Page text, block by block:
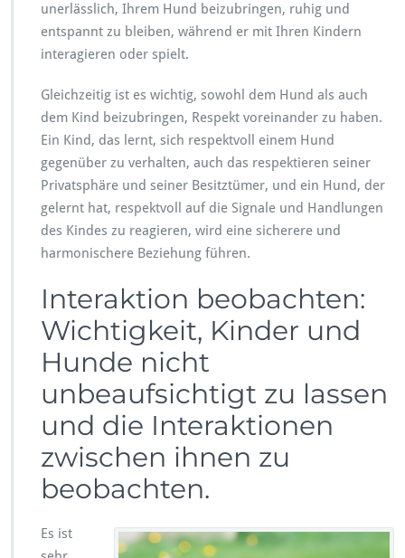
unerlässlich, Ihrem Hund beizubringen, ruhig und
entspannt zu bleiben, während er mit Ihren Kindern
interagieren oder spielt.
Gleichzeitig ist es wichtig, sowohl dem Hund als auch
dem Kind beizubringen, Respekt voreinander zu haben.
Ein Kind, das lernt, sich respektvoll einem Hund
gegenüber zu verhalten, auch das respektieren seiner
Privatsphäre und seiner Besitztümer, und ein Hund, der
gelernt hat, respektvoll auf die Signale und Handlungen
des Kindes zu reagieren, wird eine sicherere und
harmonischere Beziehung führen.
Interaktion beobachten:
Wichtigkeit, Kinder und
Hunde nicht
unbeaufsichtigt zu lassen
und die Interaktionen
zwischen ihnen zu
beobachten.
Es ist